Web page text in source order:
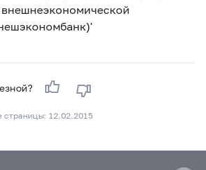
внешнеэкономической
страницы: 12.02.2015